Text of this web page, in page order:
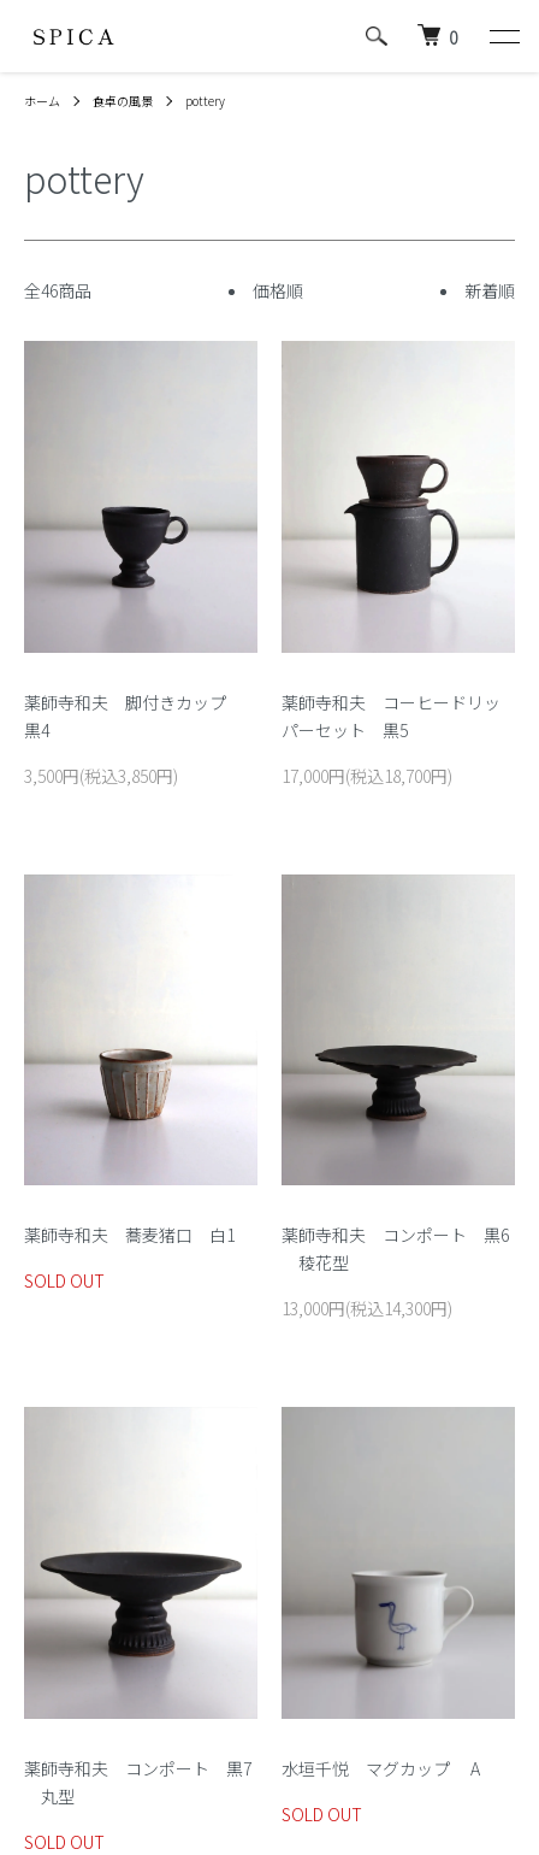
0
ホーム 食卓の風景 pottery
pottery
全46商品 価格順 新着順
薬師寺和夫 脚付きカップ
黒4
3,500円(税込3,850円)
薬師寺和夫 コーヒードリッ
パーセット 黒5
17,000円(税込18,700円)
薬師寺和夫 蕎麦猪口 白1
SOLD OUT
薬師寺和夫 コンポート 黒6
稜花型
13,000円(税込14,300円)
薬師寺和夫 コンポート 黒7
丸型
SOLD OUT
水垣千悦 マグカップ A
SOLD OUT